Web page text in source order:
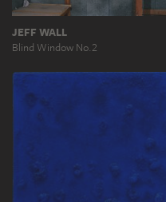
JEFF WALL
Blind Window No.2